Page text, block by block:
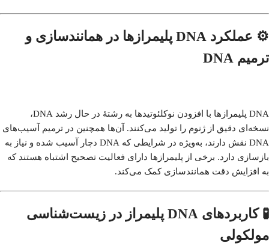
⚙️ عملکرد DNA پلیمرازها در همانندسازی و
ترمیم DNA
DNA پلیمرازها با افزودن نوکلئوتیدها به رشتهٔ در حال رشد DNA،
نسخه‌ای دقیق از ژنوم را تولید می‌کنند.
آن‌ها همچنین در ترمیم آسیب‌های
DNA نقش دارند، به‌ویژه در شرایطی که DNA دچار آسیب شده و نیاز به
بازسازی دارد. برخی از پلیمرازها دارای فعالیت تصحیح اشتباه هستند که
به افزایش دقت همانندسازی کمک می‌کند.
🧪 کاربردهای DNA پلیمراز در زیست‌شناسی
مولکولی